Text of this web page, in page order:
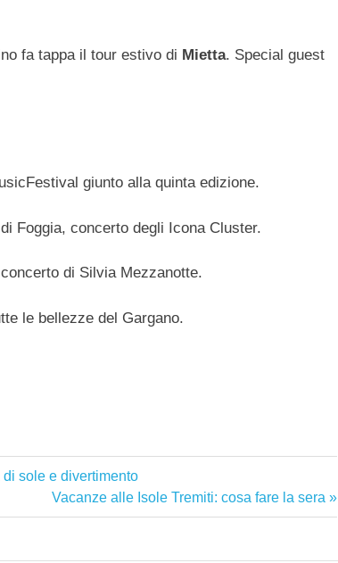
fa tappa il tour estivo di Mietta. Special guest
giunto alla quinta edizione.
Foggia, concerto degli Icona Cluster.
di Silvia Mezzanotte.
le bellezze del Gargano.
sole e divertimento
Articolo
successivo:
Vacanze alle Isole Tremiti: cosa fare la sera